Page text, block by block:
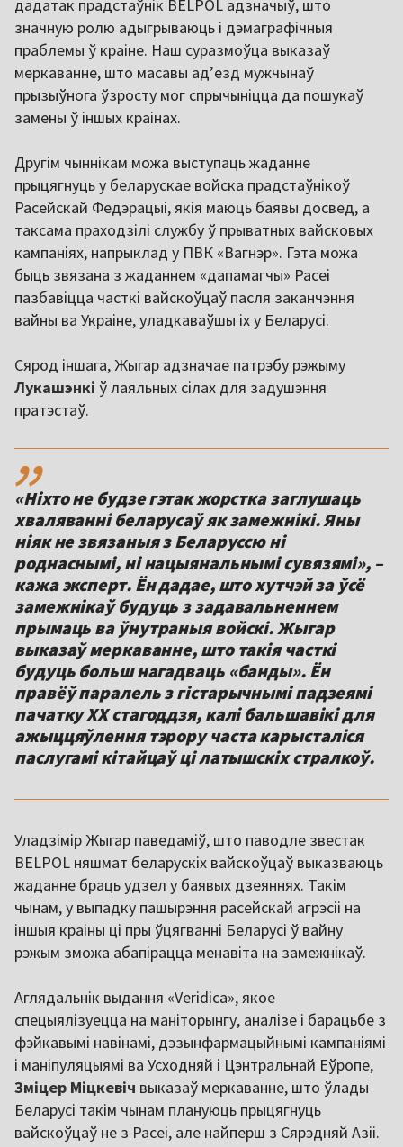
дадатак прадстаўнік BELPOL адзначыў, што
значную ролю адыгрываюць і дэмаграфічныя
праблемы ў краіне. Наш суразмоўца выказаў
меркаванне, што масавы ад’езд мужчынаў
прызыўнога ўзросту мог спрычыніцца да пошукаў
замены ў іншых краінах.
Другім чыннікам можа выступаць жаданне
прыцягнуць у беларускае войска прадстаўнікоў
Расейскай Федэрацыі, якія маюць баявы досвед, а
таксама праходзілі службу ў прыватных вайсковых
кампаніях, напрыклад у ПВК «Вагнэр». Гэта можа
быць звязана з жаданнем «дапамагчы» Расеі
пазбавіцца часткі вайскоўцаў пасля заканчэння
вайны ва Украіне, уладкаваўшы іх у Беларусі.
Сярод іншага, Жыгар адзначае патрэбу рэжыму
Лукашэнкі ў лаяльных сілах для задушэння
пратэстаў.
,,
«Ніхто не будзе гэтак жорстка заглушаць
хваляванні беларусаў як замежнікі. Яны
ніяк не звязаныя з Беларуссю ні
роднаснымі, ні нацыянальнымі сувязямі», –
кажа эксперт. Ён дадае, што хутчэй за ўсё
замежнікаў будуць з задавальненнем
прымаць ва ўнутраныя войскі. Жыгар
выказаў меркаванне, што такія часткі
будуць больш нагадваць «банды». Ён
правёў паралель з гістарычнымі падзеямі
пачатку ХХ стагоддзя, калі бальшавікі для
ажыццяўлення тэрору часта карысталіся
паслугамі кітайцаў ці латышскіх стралкоў.
Уладзімір Жыгар паведаміў, што паводле звестак
BELPOL няшмат беларускіх вайскоўцаў выказваюць
жаданне браць удзел у баявых дзеяннях. Такім
чынам, у выпадку пашырэння расейскай агрэсіі на
іншыя краіны ці пры ўцягванні Беларусі ў вайну
рэжым зможа абапірацца менавіта на замежнікаў.
Аглядальнік выдання «Veridica», якое
спецыялізуецца на маніторынгу, аналізе і барацьбе з
фэйкавымі навінамі, дэзынфармацыйнымі кампаніямі
і маніпуляцыямі ва Усходняй і Цэнтральнай Еўропе,
Зміцер Міцкевіч выказаў меркаванне, што ўлады
Беларусі такім чынам плануюць прыцягнуць
вайскоўцаў не з Расеі, але найперш з Сярэдняй Азіі.